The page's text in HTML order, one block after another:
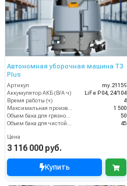
Автономная уборочная машина T3
Plus
Артикул
my.21159
Аккумулятор АКБ (В/А·ч)
LiFe P04, 24/104
Время работы (ч)
4
Максимальная производительность (м2/ч)
1 500
Объем бака для грязной воды, л
50
Объем бака для чистой воды, л
45
Цена
3 116 000 руб.
Купить